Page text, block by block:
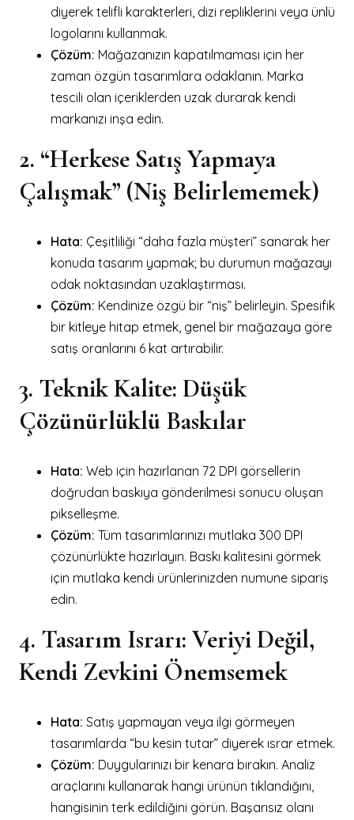
diyerek telifli karakterleri, dizi repliklerini veya ünlü
logolarını kullanmak.
Çözüm: Mağazanızın kapatılmaması için her
zaman özgün tasarımlara odaklanın. Marka
tescili olan içeriklerden uzak durarak kendi
markanızı inşa edin.
2. “Herkese Satış Yapmaya
Çalışmak” (Niş Belirlememek)
Hata: Çeşitliliği “daha fazla müşteri” sanarak her
konuda tasarım yapmak; bu durumun mağazayı
odak noktasından uzaklaştırması.
Çözüm: Kendinize özgü bir “niş” belirleyin. Spesifik
bir kitleye hitap etmek, genel bir mağazaya göre
satış oranlarını 6 kat artırabilir.
3. Teknik Kalite: Düşük
Çözünürlüklü Baskılar
Hata: Web için hazırlanan 72 DPI görsellerin
doğrudan baskıya gönderilmesi sonucu oluşan
pikselleşme.
Çözüm: Tüm tasarımlarınızı mutlaka 300 DPI
çözünürlükte hazırlayın. Baskı kalitesini görmek
için mutlaka kendi ürünlerinizden numune sipariş
edin.
4. Tasarım Israrı: Veriyi Değil,
Kendi Zevkini Önemsemek
Hata: Satış yapmayan veya ilgi görmeyen
tasarımlarda “bu kesin tutar” diyerek ısrar etmek.
Çözüm: Duygularınızı bir kenara bırakın. Analiz
araçlarını kullanarak hangi ürünün tıklandığını,
hangisinin terk edildiğini görün. Başarısız olanı